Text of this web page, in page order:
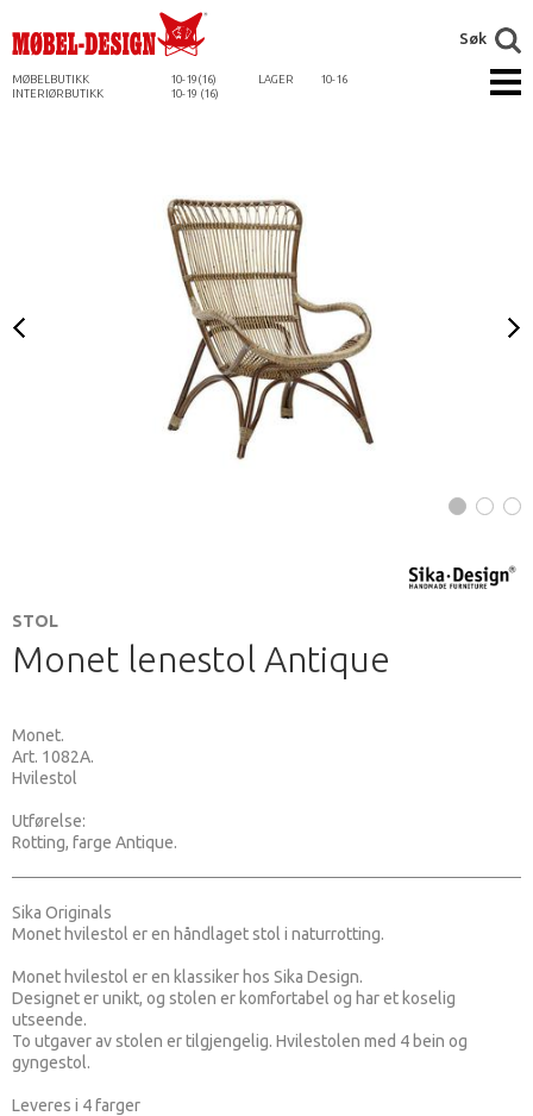
MØBELBUTIKK 10-19(16) LAGER
10-16
INTERIØRBUTIKK
10-19 (16)
Søk
STOL
Monet lenestol Antique
Monet.
Art. 1082A.
Hvilestol
Utførelse:
Rotting, farge Antique.
Sika Originals
Monet hvilestol er en håndlaget stol i naturrotting.
Monet hvilestol er en klassiker hos Sika Design.
Designet er unikt, og stolen er komfortabel og har et koselig
utseende.
To utgaver av stolen er tilgjengelig. Hvilestolen med 4 bein og
gyngestol.
Leveres i 4 farger